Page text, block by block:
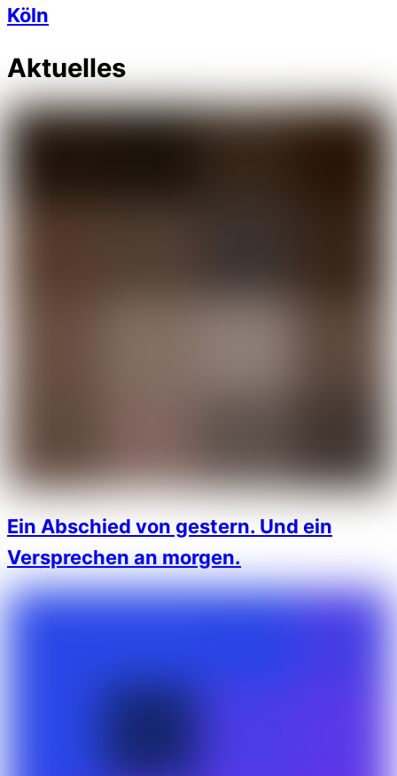
Köln
Aktuelles
Ein Abschied von gestern. Und ein
Versprechen an morgen.